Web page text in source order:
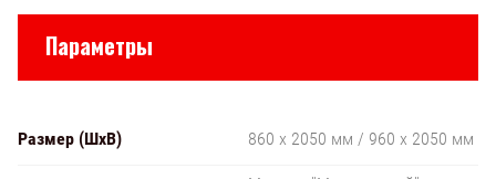
Параметры
Размер (ШxВ) 860 х 2050 мм / 960 х 2050 мм